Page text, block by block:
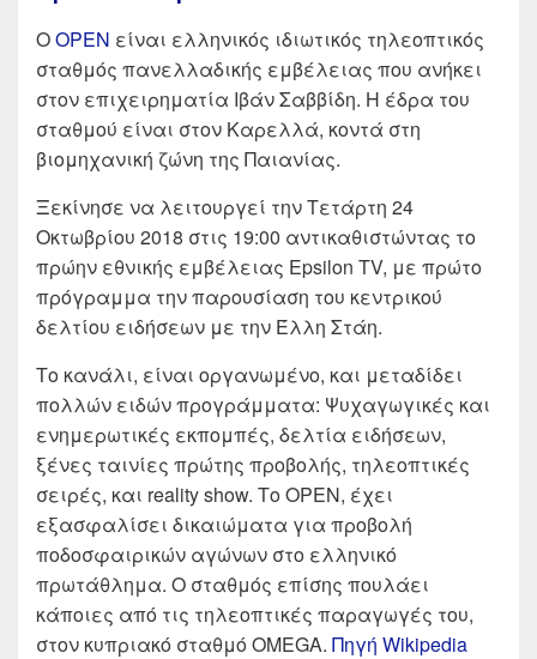
ΟOPEN είναι ελληνικός ιδιωτικός τηλεοπτικός
σταθμός πανελλαδικής εμβέλειας που ανήκει
στον επιχειρηματία Ιβάν Σαββίδη. Η έδρα του
σταθμού είναι στον Καρελλά, κοντά στη
βιομηχανική ζώνη της Παιανίας.
Ξεκίνησε να λειτουργεί την Τετάρτη 24
Οκτωβρίου 2018 στις 19:00 αντικαθιστώντας το
πρώην εθνικής εμβέλειας Epsilon TV, με πρώτο
πρόγραμμα την παρουσίαση του κεντρικού
δελτίου ειδήσεων με την Έλλη Στάη.
Το κανάλι, είναι οργανωμένο, και μεταδίδει
πολλών ειδών προγράμματα: Ψυχαγωγικές και
ενημερωτικές εκπομπές, δελτία ειδήσεων,
ξένες ταινίες πρώτης προβολής, τηλεοπτικές
σειρές, και reality show. Το OPEN, έχει
εξασφαλίσει δικαιώματα για προβολή
ποδοσφαιρικών αγώνων στο ελληνικό
πρωτάθλημα. Ο σταθμός επίσης πουλάει
κάποιες από τις τηλεοπτικές παραγωγές του,
στον κυπριακό σταθμό OMEGA. Πηγή Wikipedia